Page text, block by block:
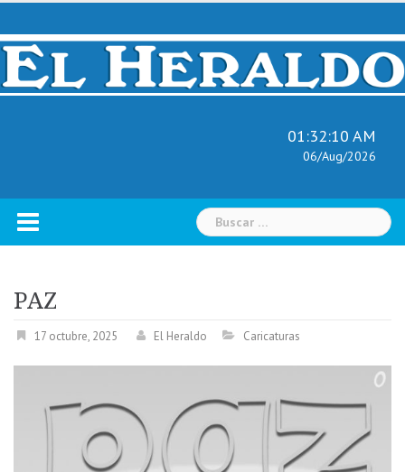
Skip
content
01:32:11 AM
06/Aug/2026
Buscar:
PAZ
17 octubre, 2025 El Heraldo Caricaturas